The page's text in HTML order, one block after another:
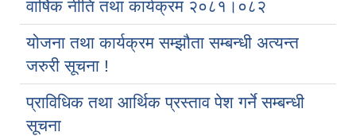
वार्षिक नीति तथा कार्यक्रम २०८१।०८२
योजना तथा कार्यक्रम सम्झौता सम्बन्धी अत्यन्त
जरुरी सूचना !
प्राविधिक तथा आर्थिक प्रस्ताव पेश गर्ने सम्बन्धी
सूचना